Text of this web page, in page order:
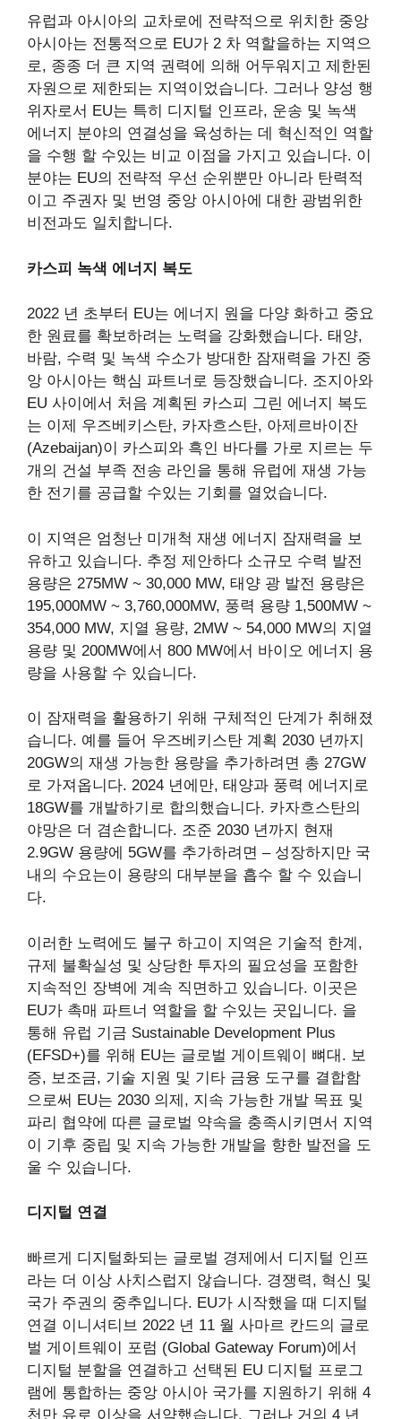
유럽과 아시아의 교차로에 전략적으로 위치한 중앙
아시아는 전통적으로 EU가 2 차 역할을하는 지역으
로, 종종 더 큰 지역 권력에 의해 어두워지고 제한된
자원으로 제한되는 지역이었습니다. 그러나 양성 행
위자로서 EU는 특히 디지털 인프라, 운송 및 녹색
에너지 분야의 연결성을 육성하는 데 혁신적인 역할
을 수행 할 수있는 비교 이점을 가지고 있습니다. 이
분야는 EU의 전략적 우선 순위뿐만 아니라 탄력적
이고 주권자 및 번영 중앙 아시아에 대한 광범위한
비전과도 일치합니다.
카스피 녹색 에너지 복도
2022 년 초부터 EU는 에너지 원을 다양 화하고 중요
한 원료를 확보하려는 노력을 강화했습니다. 태양,
바람, 수력 및 녹색 수소가 방대한 잠재력을 가진 중
앙 아시아는 핵심 파트너로 등장했습니다. 조지아와
EU 사이에서 처음 계획된 카스피 그린 에너지 복도
는 이제 우즈베키스탄, 카자흐스탄, 아제르바이잔
(Azebaijan)이 카스피와 흑인 바다를 가로 지르는 두
개의 건설 부족 전송 라인을 통해 유럽에 재생 가능
한 전기를 공급할 수있는 기회를 열었습니다.
이 지역은 엄청난 미개척 재생 에너지 잠재력을 보
유하고 있습니다. 추정 제안하다 소규모 수력 발전
용량은 275MW ~ 30,000 MW, 태양 광 발전 용량은
195,000MW ~ 3,760,000MW, 풍력 용량 1,500MW ~
354,000 MW, 지열 용량, 2MW ~ 54,000 MW의 지열
용량 및 200MW에서 800 MW에서 바이오 에너지 용
량을 사용할 수 있습니다.
이 잠재력을 활용하기 위해 구체적인 단계가 취해졌
습니다. 예를 들어 우즈베키스탄 계획 2030 년까지
20GW의 재생 가능한 용량을 추가하려면 총 27GW
로 가져옵니다. 2024 년에만, 태양과 풍력 에너지로
18GW를 개발하기로 합의했습니다. 카자흐스탄의
야망은 더 겸손합니다. 조준 2030 년까지 현재
2.9GW 용량에 5GW를 추가하려면 – 성장하지만 국
내의 수요는이 용량의 대부분을 흡수 할 수 있습니
다.
이러한 노력에도 불구 하고이 지역은 기술적 한계,
규제 불확실성 및 상당한 투자의 필요성을 포함한
지속적인 장벽에 계속 직면하고 있습니다. 이곳은
EU가 촉매 파트너 역할을 할 수있는 곳입니다. 을
통해 유럽 ​​기금 Sustainable Development Plus
(EFSD+)를 위해 EU는 글로벌 게이트웨이 뼈대. 보
증, 보조금, 기술 지원 및 기타 금융 도구를 결합함
으로써 EU는 2030 의제, 지속 가능한 개발 목표 및
파리 협약에 따른 글로벌 약속을 충족시키면서 지역
이 기후 중립 및 지속 가능한 개발을 향한 발전을 도
울 수 있습니다.
디지털 연결
빠르게 디지털화되는 글로벌 경제에서 디지털 인프
라는 더 이상 사치스럽지 않습니다. 경쟁력, 혁신 및
국가 주권의 중추입니다. EU가 시작했을 때 디지털
연결 이니셔티브 2022 년 11 월 사마르 칸드의 글로
벌 게이트웨이 포럼 (Global Gateway Forum)에서
디지털 분할을 연결하고 선택된 EU 디지털 프로그
램에 통합하는 중앙 아시아 국가를 지원하기 위해 4
천만 유로 이상을 서약했습니다. 그러나 거의 4 년